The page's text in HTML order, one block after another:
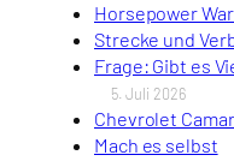
Horsepower
Strecke und
Frage: Gibt es
5. Juli 2026
Chevrolet
Mach es selbst